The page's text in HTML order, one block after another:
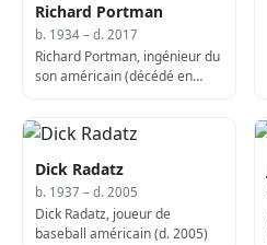
Richard Portman
b. 1934 – d. 2017
Richard Portman, ingénieur du
son américain (décédé en
Dick Radatz
b. 1937 – d. 2005
Dick Radatz, joueur de
baseball américain (d. 2005)